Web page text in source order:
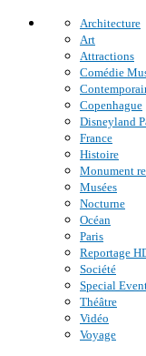
Architecture
Art
Attractions
Comédie
Copenhague
Disneyland
France
Histoire
Monument
Musées
Nocturne
Océan
Paris
Reportage
Société
Special
Théâtre
Vidéo
Voyage